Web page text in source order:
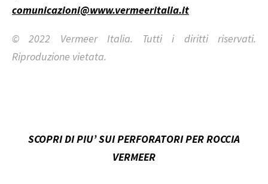
comunicazioni@www.vermeeritalia.it
© 2022 Vermeer Italia. Tutti i diritti riservati.
Riproduzione vietata.
SCOPRI DI PIU’ SUI PERFORATORI PER ROCCIA
VERMEER